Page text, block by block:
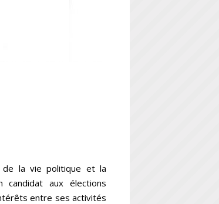
de la vie politique et la
candidat aux élections
entre ses activités